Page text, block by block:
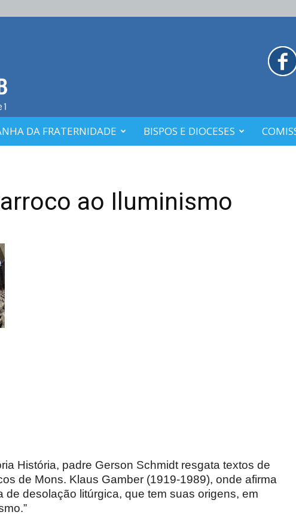
DA FRATERNIDADE BISPOS E DIOCESES
ao Iluminismo
História, padre Gerson Schmidt resgata textos de
de Mons. Klaus Gamber (1919-1989), onde afirma
de desolação litúrgica, que tem suas origens, em